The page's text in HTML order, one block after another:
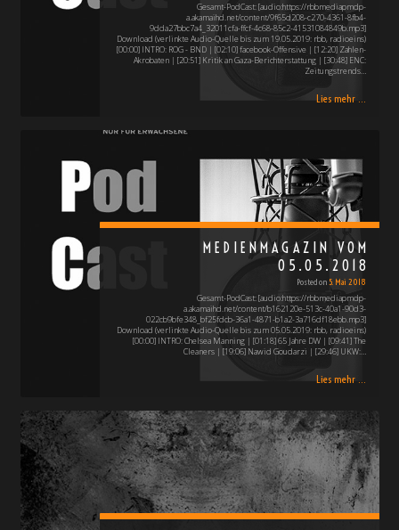
Gesamt-PodCast: [audio:https://rbbmediapmdp-
a.akamaihd.net/content/9f65d208-c270-4361-8fb4-
9dda27bbc7a4_32011cfa-ffcf-4c68-85c2-41531084849b.mp3]
Download (verlinkte Audio-Quelle bis zum 19.05.2019: rbb, radioeins)
[00:00] INTRO: ROG - BND | [02:10] facebook-Offensive | [12:20] Zahlen-
Akrobaten | [20:51] Kritik an Gaza-Berichterstattung | [30:48] ENC:
Zeitungstrends…
Lies mehr ...
MEDIENMAGAZIN VOM
05.05.2018
Posted on5. Mai 2018
Gesamt-PodCast: [audio:https://rbbmediapmdp-
a.akamaihd.net/content/b162120e-513c-40a1-90d3-
022cb9bfe348_bf25fdcb-36a1-4871-b1a2-3a716df18ebb.mp3]
Download (verlinkte Audio-Quelle bis zum 05.05.2019: rbb, radioeins)
[00:00] INTRO: Chelsea Manning | [01:18] 65 Jahre DW | [09:41] The
Cleaners | [19:06] Nawid Goudarzi | [29:46] UKW:…
Lies mehr ...